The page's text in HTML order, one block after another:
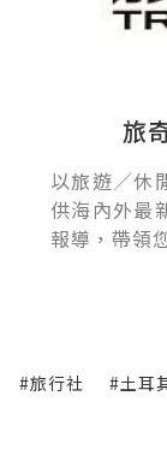
旅
以旅遊／休
供海內外最
報導，帶領
#旅行社 #土耳